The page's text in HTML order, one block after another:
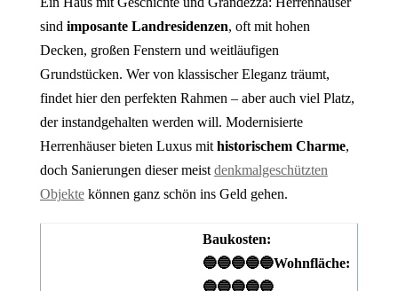
sind imposante Landresidenzen, oft mit hohen
Decken, großen Fenstern und weitläufigen
Grundstücken. Wer von klassischer Eleganz träumt,
findet hier den perfekten Rahmen – aber auch viel Platz,
der instandgehalten werden will. Modernisierte
Herrenhäuser bieten Luxus mithistorischem Charme,
doch Sanierungen dieser meistdenkmalgeschützten
Objektekönnen ganz schön ins Geld gehen.
Baukosten:
🔵🔵🔵🔵🔵Wohnfläche:
🔵🔵🔵🔵🔵